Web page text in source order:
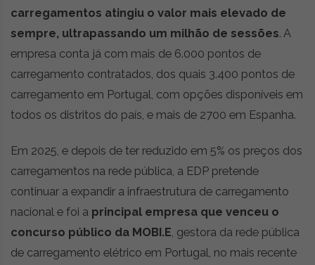
carregamentos atingiu o valor mais elevado de
sempre, ultrapassando um milhão de sessões. A
empresa conta já com mais de 6.000 pontos de
carregamento contratados, dos quais 3.400 pontos de
carregamento em Portugal, com opções disponíveis em
todos os distritos do país, e mais de 2700 em Espanha.
Em 2025, e depois de ter reduzido em 5% os preços dos
carregamentos na rede pública, a EDP pretende
continuar a expandir a infraestrutura de carregamento
nacional e foi a principal empresa que venceu o
concurso público da MOBI.E, gestora da rede pública
de carregamento elétrico em Portugal, no mais recente